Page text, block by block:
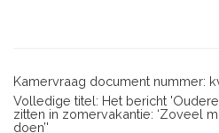
Kamervraag document nummer:
Volledige titel: Het bericht
zitten in zomervakantie: ‘Zoveel
doen’'